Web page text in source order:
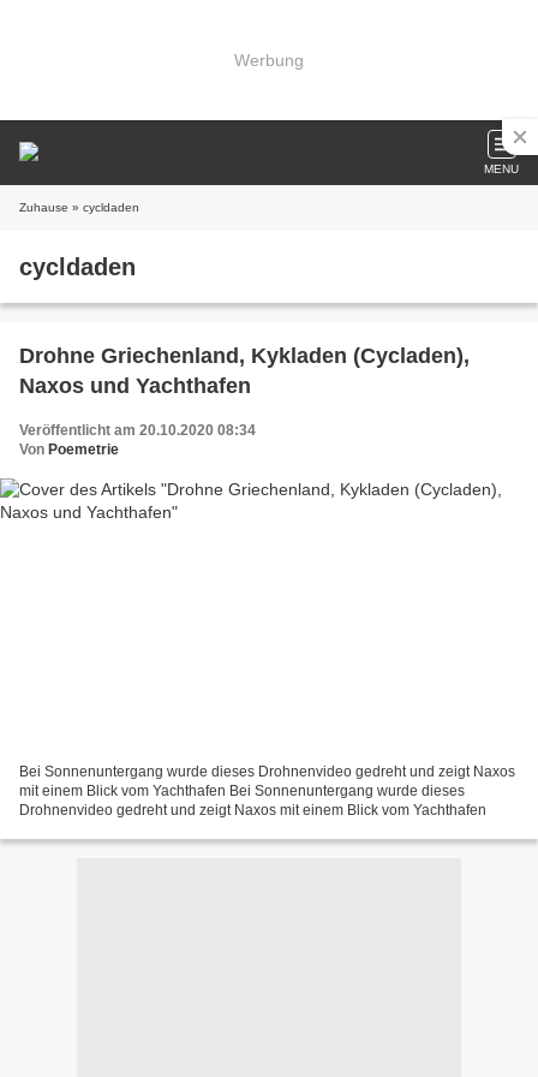
Werbung
MENU
Zuhause » cycldaden
cycldaden
Drohne Griechenland, Kykladen (Cycladen),
Naxos und Yachthafen
Veröffentlicht am 20.10.2020 08:34
Von Poemetrie
Bei Sonnenuntergang wurde dieses Drohnenvideo gedreht und zeigt Naxos
mit einem Blick vom Yachthafen Bei Sonnenuntergang wurde dieses
Drohnenvideo gedreht und zeigt Naxos mit einem Blick vom Yachthafen